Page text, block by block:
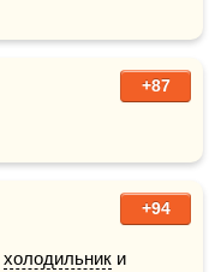
+87
+94
холодильник и